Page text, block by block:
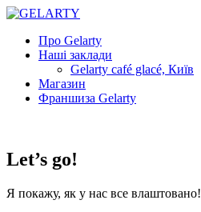
Про Gelarty
Наші заклади
Gelarty café glacé, Київ
Магазин
Франшиза Gelarty
Let’s go!
Я покажу, як у нас все влаштовано!